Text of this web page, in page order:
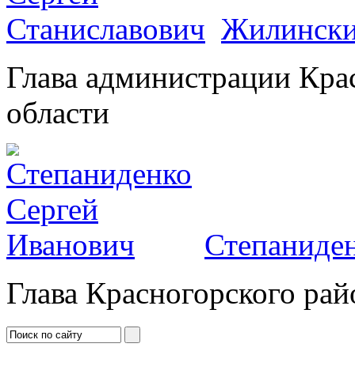
Глава администрации
области
Глава Красногорского